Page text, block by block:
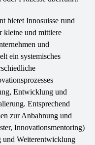
bietet Innosuisse rund
kleine und mittlere
und
ein systemisches
Entwicklung und
Entsprechend
zur Anbahnung und
Innovationsmentoring)
und Weiterentwicklung